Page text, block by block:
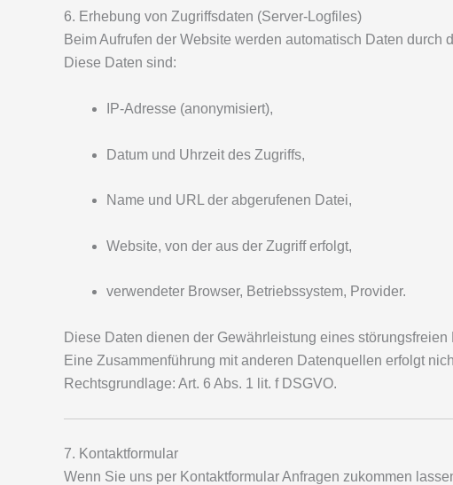
6. Erhebung von Zugriffsdaten (Server-Logfiles)
Beim Aufrufen der Website werden automatisch Daten
Diese Daten sind:
IP-Adresse (anonymisiert),
Datum und Uhrzeit des Zugriffs,
Name und URL der abgerufenen Datei,
Website, von der aus der Zugriff erfolgt,
verwendeter Browser, Betriebssystem, Provider.
Diese Daten dienen der Gewährleistung eines
Eine Zusammenführung mit anderen Datenquellen erfolgt
Rechtsgrundlage: Art. 6 Abs. 1 lit. f DSGVO.
7. Kontaktformular
Wenn Sie uns per Kontaktformular Anfragen zukommen